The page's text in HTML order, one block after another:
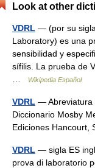
Look at other
VDRL — (por su
Laboratory) es una
sensibilidad y
sífilis. La prueba de
Wikipedia Español
VDRL — Abreviatura
Diccionario Mosby
Ediciones
VDRL — sigla ES
prova di laboratorio